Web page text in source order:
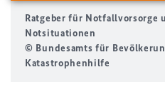
Ratgeber für Notfallvorsorge
Notsituationen
© Bundesamts für
Katastrophenhilfe